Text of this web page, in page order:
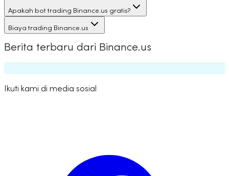
Apakah bot trading Binance.us gratis?
Biaya trading Binance.us
Berita terbaru dari Binance.us
Ikuti kami di media sosial